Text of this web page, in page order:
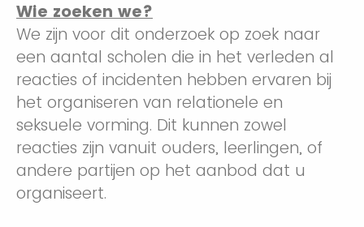
Wie zoeken we?
We zijn voor dit onderzoek op zoek naar
een aantal scholen die in het verleden al
reacties of incidenten hebben ervaren bij
het organiseren van relationele en
seksuele vorming. Dit kunnen zowel
reacties zijn vanuit ouders, leerlingen, of
andere partijen op het aanbod dat u
organiseert.